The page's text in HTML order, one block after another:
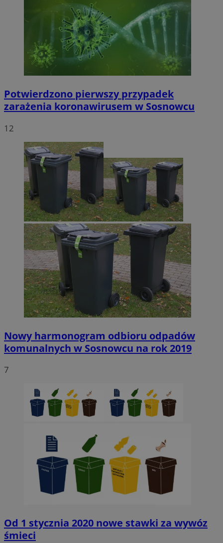
Potwierdzono pierwszy przypadek
zarażenia koronawirusem w Sosnowcu
12
Nowy harmonogram odbioru odpadów
komunalnych w Sosnowcu na rok 2019
7
Od 1 stycznia 2020 nowe stawki za wywóz
śmieci